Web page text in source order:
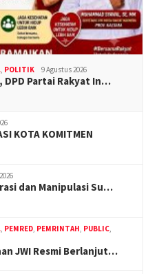
POLITIK 9 Agustus 2026
DPD Partai Rakyat In…
KOTA KOMITMEN
dan Manipulasi Su…
PEMRED PEMRINTAH PUBLIC
JWI Resmi Berlanjut…